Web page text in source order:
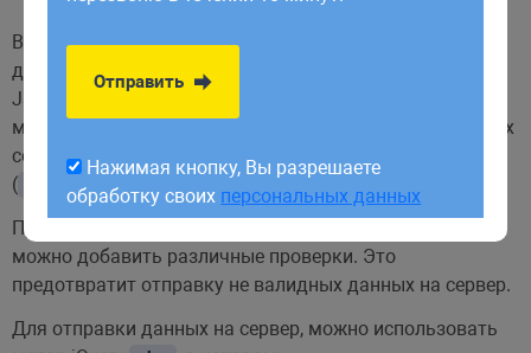
В минимальном варианте данная последовательность
действий состоит из создания пустого объекта
JavaScript, перебора элементов формы с помощью
метода
и добавления в созданный объект данных
соответствующих значениям определённых атрибутов
(
и value
) элементов.
При необходимости, после получения данных формы
можно добавить различные проверки. Это
предотвратит отправку не валидных данных на сервер.
Для отправки данных на сервер, можно использовать
обработку своихперсональных данных
Отправить
Нажимая кнопку, Вы разрешаете
обработку своих персональных данных